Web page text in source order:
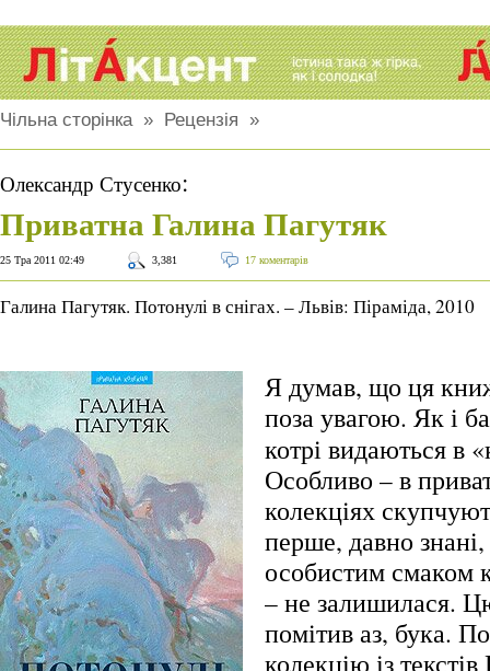
Чільна сторінка» Рецензія »
Олександр Стусенко:
Приватна Галина Пагутяк
25 Тра 2011 02:49 3,381 17 коментарів
Галина Пагутяк. Потонулі в снігах. – Львів: Піраміда, 2010
Я думав, що ця
поза увагою. Як і
котрі видаються в
Особливо – в
колекціях
перше, давно
особистим смаком
– не залишилася.
помітив аз, бука.
колекцію із